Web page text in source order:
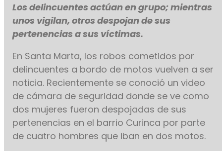
Los delincuentes actúan en grupo; mientras
unos vigilan, otros despojan de sus
pertenencias a sus víctimas.
En Santa Marta, los robos cometidos por
delincuentes a bordo de motos vuelven a ser
noticia. Recientemente se conoció un video
de cámara de seguridad donde se ve como
dos mujeres fueron despojadas de sus
pertenencias en el barrio Curinca por parte
de cuatro hombres que iban en dos motos.